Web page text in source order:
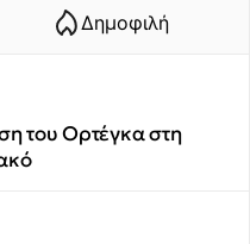
Δημοφιλή
του Ορτέγκα στη